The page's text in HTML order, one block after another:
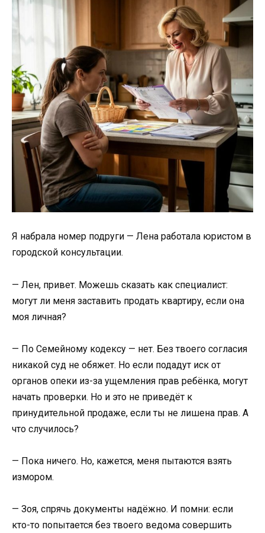
Я набрала номер подруги — Лена работала юристом в
городской консультации.
— Лен, привет. Можешь сказать как специалист:
могут ли меня заставить продать квартиру, если она
моя личная?
— По Семейному кодексу — нет. Без твоего согласия
никакой суд не обяжет. Но если подадут иск от
органов опеки из-за ущемления прав ребёнка, могут
начать проверки. Но и это не приведёт к
принудительной продаже, если ты не лишена прав. А
что случилось?
— Пока ничего. Но, кажется, меня пытаются взять
измором.
— Зоя, спрячь документы надёжно. И помни: если
кто-то попытается без твоего ведома совершить